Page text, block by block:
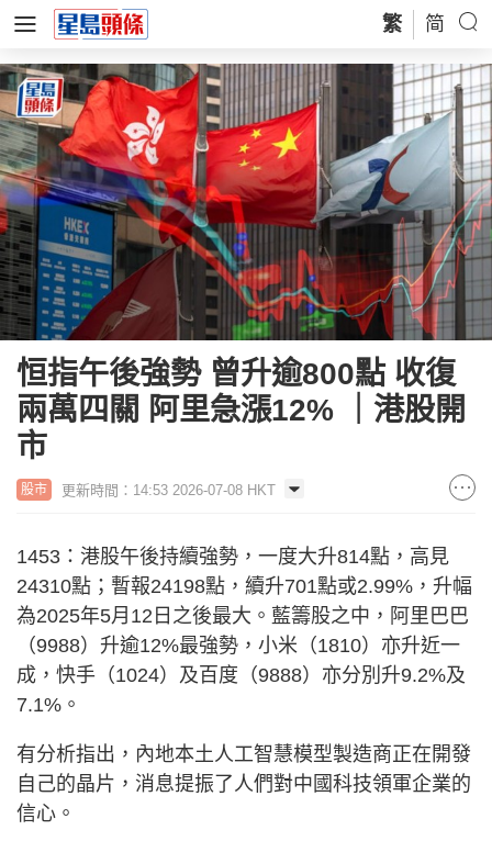
繁 简
恒指午後強勢 曾升逾800點 收復
兩萬四關 阿里急漲12% ｜港股開
市
股市 更新時間：14:53 2026-07-08 HKT
1453：港股午後持續強勢，一度大升814點，高見
24310點；暫報24198點，續升701點或2.99%，升幅
為2025年5月12日之後最大。藍籌股之中，阿里巴巴
（9988）升逾12%最強勢，小米（1810）亦升近一
成，快手（1024）及百度（9888）亦分別升9.2%及
7.1%。
有分析指出，內地本土人工智慧模型製造商正在開發
自己的晶片，消息提振了人們對中國科技領軍企業的
信心。